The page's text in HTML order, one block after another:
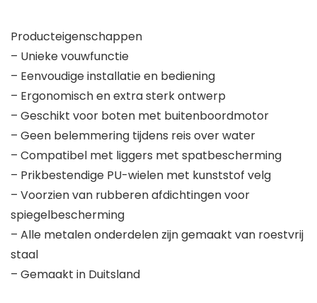
Producteigenschappen
– Unieke vouwfunctie
– Eenvoudige installatie en bediening
– Ergonomisch en extra sterk ontwerp
– Geschikt voor boten met buitenboordmotor
– Geen belemmering tijdens reis over water
– Compatibel met liggers met spatbescherming
– Prikbestendige PU-wielen met kunststof velg
– Voorzien van rubberen afdichtingen voor
spiegelbescherming
– Alle metalen onderdelen zijn gemaakt van roestvrij
staal
– Gemaakt in Duitsland